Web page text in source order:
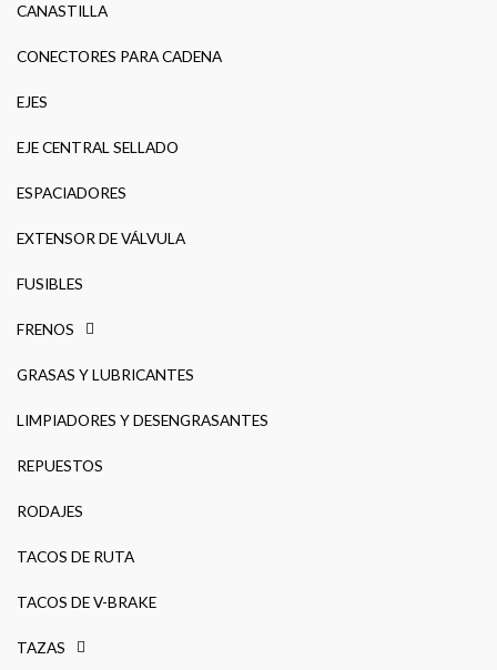
CANASTILLA
CONECTORES PARA CADENA
EJES
EJE CENTRAL SELLADO
ESPACIADORES
EXTENSOR DE VÁLVULA
FUSIBLES
FRENOS
GRASAS Y LUBRICANTES
LIMPIADORES Y DESENGRASANTES
REPUESTOS
RODAJES
TACOS DE RUTA
TACOS DE V-BRAKE
TAZAS